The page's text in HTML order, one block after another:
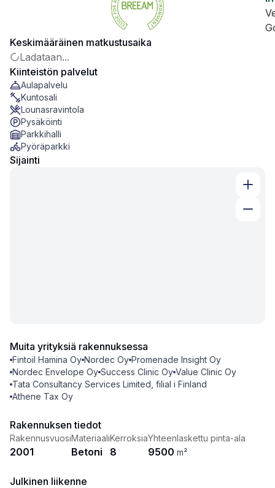
Keskimääräinen matkustusaika
Ladataan...
Kiinteistön palvelut
Aulapalvelu
Kuntosali
Lounasravintola
Pysäköinti
Parkkihalli
Pyöräparkki
Sijainti
Muita yrityksiä rakennuksessa
Fintoil Hamina Oy Nordec Oy Promenade Insight Oy
Nordec Envelope Oy Success Clinic Oy Value Clinic Oy
Tata Consultancy Services Limited, filial i Finland
Athene Tax Oy
Rakennuksen tiedot
Rakennusvuosi
2001
Materiaali
Betoni
Kerroksia
8
Yhteenlaskettu pinta-ala
9500 m²
Julkinen liikenne